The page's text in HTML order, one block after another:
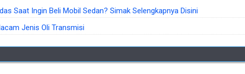
Saat Ingin Beli Mobil Sedan? Simak Selengkapnya Disini
Jenis Oli Transmisi